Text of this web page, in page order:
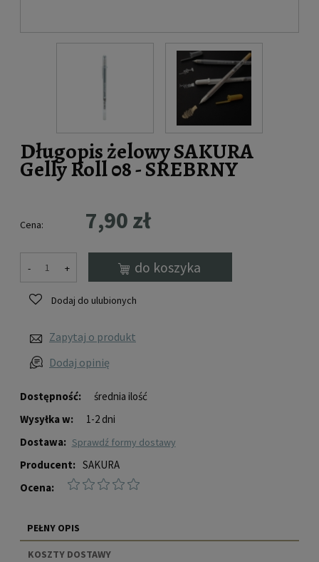
Długopis żelowy SAKURA
Gelly Roll 08 - SREBRNY
Dostępność:
średnia ilość
Wysyłka w:
1-2 dni
Dostawa:
sprawdź formy dostawy
Producent: SAKURA
Ocena:
Cena: 7,90 zł
- + do koszyka
Dodaj do ulubionych
Zapytaj o produkt
Dodaj opinię
PEŁNY OPIS
KOSZTY DOSTAWY